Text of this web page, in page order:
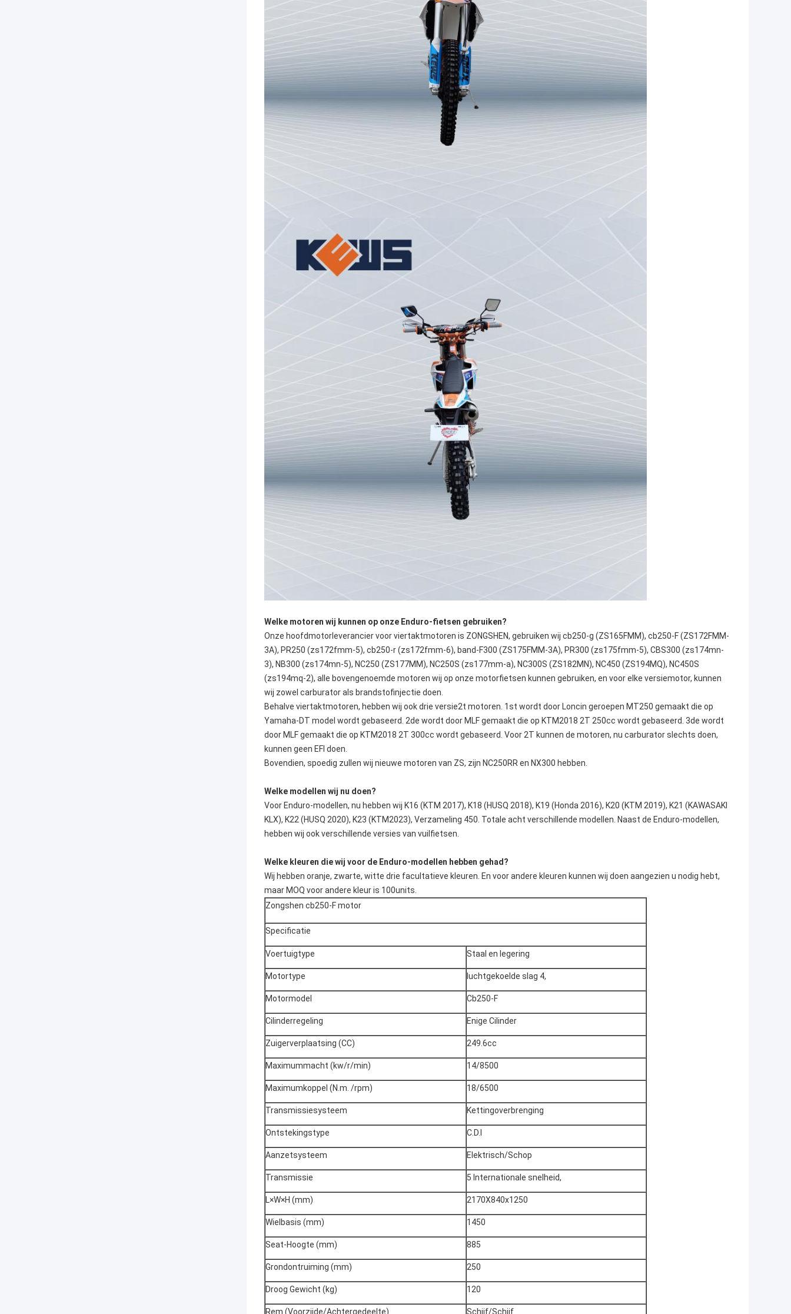
Welke motoren wij kunnen op onze Enduro-fietsen gebruiken?
Onze hoofdmotorleverancier voor viertaktmotoren is ZONGSHEN, gebruiken wij cb250-g (ZS165FMM), cb250-F (ZS172FMM-
3A), PR250 (zs172fmm-5), cb250-r (zs172fmm-6), band-F300 (ZS175FMM-3A), PR300 (zs175fmm-5), CBS300 (zs174mn-
3), NB300 (zs174mn-5), NC250 (ZS177MM), NC250S (zs177mm-a), NC300S (ZS182MN), NC450 (ZS194MQ), NC450S
(zs194mq-2), alle bovengenoemde motoren wij op onze motorfietsen kunnen gebruiken, en voor elke versiemotor, kunnen
wij zowel carburator als brandstofinjectie doen.
Yamaha-DT model wordt gebaseerd. 2de wordt door MLF gemaakt die op KTM2018 2T 250cc wordt gebaseerd. 3de wordt
door MLF gemaakt die op KTM2018 2T 300cc wordt gebaseerd. Voor 2T kunnen de motoren, nu carburator slechts doen,
kunnen geen EFI doen.
Bovendien, spoedig zullen wij nieuwe motoren van ZS, zijn NC250RR en NX300 hebben.
Welke modellen wij nu doen?
Voor Enduro-modellen, nu hebben wij K16 (KTM 2017), K18 (HUSQ 2018), K19 (Honda 2016), K20 (KTM 2019), K21 (KAWASAKI
hebben wij ook verschillende versies van vuilfietsen.
Welke kleuren die wij voor de Enduro-modellen hebben gehad?
Wij hebben oranje, zwarte, witte drie facultatieve kleuren. En voor andere kleuren kunnen wij doen aangezien u nodig hebt,
maar MOQ voor andere kleur is 100units.
Zongshen cb250-F motor